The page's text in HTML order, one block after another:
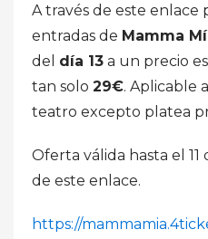
A través de este enlace
entradas de Mamma
del día 13 a un precio
tan solo 29€. Aplicable
teatro excepto platea
Oferta válida hasta el
de este enlace.
https://